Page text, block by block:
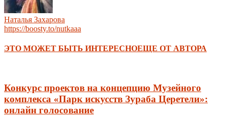
Наталья Захарова
https://boosty.to/nutkaaa
ЭТО МОЖЕТ БЫТЬ ИНТЕРЕСНОЕЩЕ ОТ АВТОРА
Конкурс проектов на концепцию Музейного
комплекса «Парк искусств Зураба Церетели»:
онлайн голосование